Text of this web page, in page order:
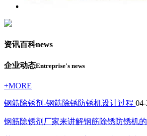
资讯百科news
企业动态Entreprise's news
+MORE
钢筋除锈剂-钢筋除锈防锈机设计过程
钢筋除锈剂厂家来讲解钢筋除锈防锈机